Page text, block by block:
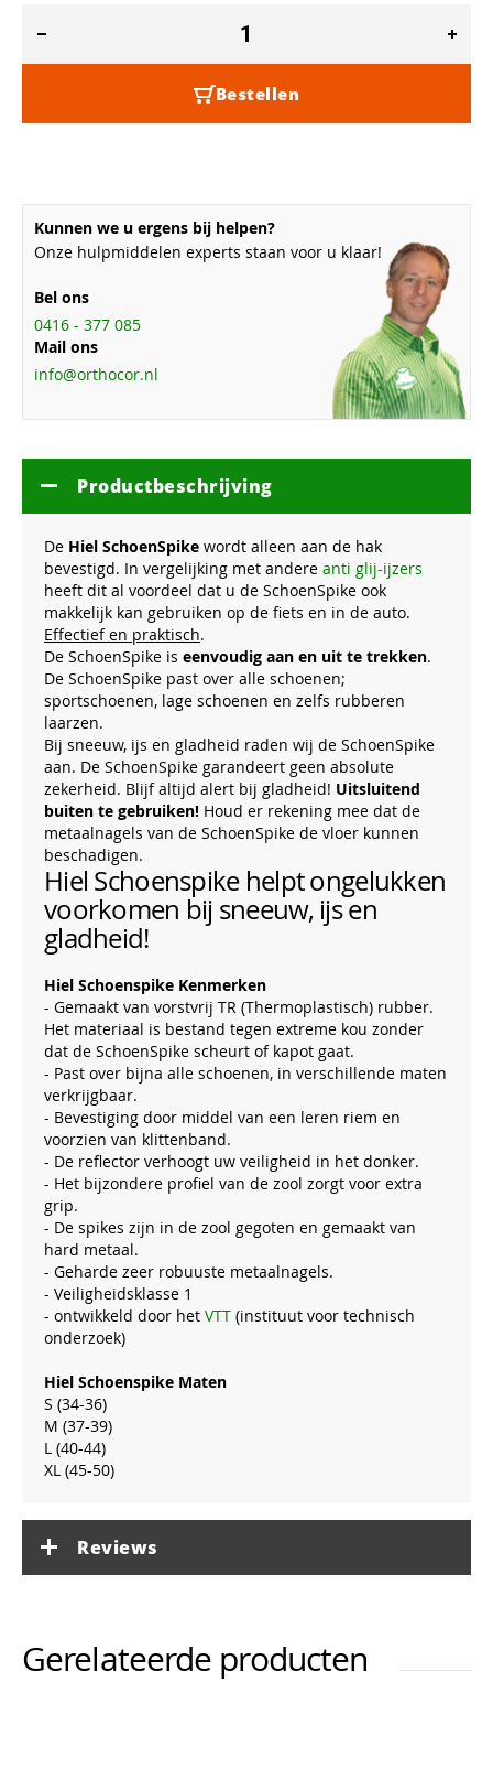
Bestellen
Kunnen we u ergens bij helpen?
Onze hulpmiddelen experts staan voor u klaar!
Bel ons
0416 - 377 085
Mail ons
info@orthocor.nl
Productbeschrijving
De Hiel SchoenSpike wordt alleen aan de hak
bevestigd. In vergelijking met andere anti glij-ijzers
heeft dit al voordeel dat u de SchoenSpike ook
makkelijk kan gebruiken op de fiets en in de auto.
Effectief en praktisch.
De SchoenSpike is eenvoudig aan en uit te trekken.
De SchoenSpike past over alle schoenen;
sportschoenen, lage schoenen en zelfs rubberen
laarzen.
Bij sneeuw, ijs en gladheid raden wij de SchoenSpike
aan. De SchoenSpike garandeert geen absolute
zekerheid. Blijf altijd alert bij gladheid! Uitsluitend
buiten te gebruiken! Houd er rekening mee dat de
metaalnagels van de SchoenSpike de vloer kunnen
beschadigen.
Hiel Schoenspike helpt ongelukken
voorkomen bij sneeuw, ijs en
gladheid!
Hiel Schoenspike Kenmerken
- Gemaakt van vorstvrij TR (Thermoplastisch) rubber.
Het materiaal is bestand tegen extreme kou zonder
dat de SchoenSpike scheurt of kapot gaat.
- Past over bijna alle schoenen, in verschillende maten
verkrijgbaar.
- Bevestiging door middel van een leren riem en
voorzien van klittenband.
- De reflector verhoogt uw veiligheid in het donker.
- Het bijzondere profiel van de zool zorgt voor extra
grip.
- De spikes zijn in de zool gegoten en gemaakt van
hard metaal.
- Geharde zeer robuuste metaalnagels.
- Veiligheidsklasse 1
- ontwikkeld door het VTT (instituut voor technisch
onderzoek)
Hiel Schoenspike Maten
S (34-36)
M (37-39)
L (40-44)
XL (45-50)
Reviews
Gerelateerde producten